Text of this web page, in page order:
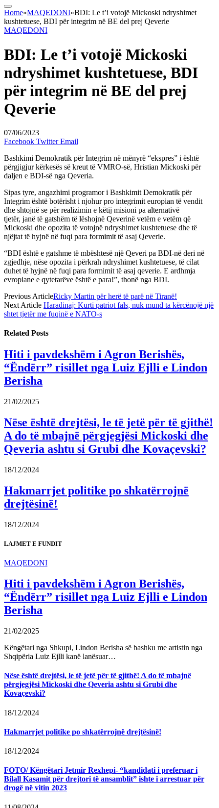
Home»MAQEDONI»BDI: Le t’i votojë Mickoski ndryshimet
kushtetuese, BDI për integrim në BE del prej Qeverie
MAQEDONI
BDI: Le t’i votojë Mickoski
ndryshimet kushtetuese, BDI
për integrim në BE del prej
Qeverie
07/06/2023
Facebook Twitter Email
Bashkimi Demokratik për Integrim në mënyrë “ekspres” i është
përgjigjur kërkesës së kreut të VMRO-së, Hristian Mickoski për
daljen e BDI-së nga Qeveria.
Sipas tyre, angazhimi programor i Bashkimit Demokratik për
Integrim është botërisht i njohur pro integrimit europian të vendit
dhe shtojnë se për realizimin e këtij misioni pa alternativë
tjetër, janë të gatshëm të lëshojnë Qeverinë vetëm e vetëm që
Mickoski dhe opozita të votojnë ndryshimet kushtetuese dhe të
njëjtat të hyjnë në fuqi para formimit të asaj Qeverie.
“BDI është e gatshme të mbështesë një Qeveri pa BDI-në deri në
zgjedhje, nëse opozita i përkrah ndryshimet kushtetuese, të cilat
duhet të hyjnë në fuqi para formimit të asaj qeverie. E ardhmja
evropiane e qytetarëve është e para!”, thonë nga BDI.
Previous ArticleRicky Martin për herë të parë në Tiranë!
Next Article Haradinaj: Kurti patriot fals, nuk mund ta kërcënojë një
shtet tjetër me fuqinë e NATO-s
Related Posts
Hiti i pavdekshëm i Agron Berishës,
“Ëndërr” risillet nga Luiz Ejlli e Lindon
Berisha
21/02/2025
Nëse është drejtësi, le të jetë për të gjithë!
A do të mbajnë përgjegjësi Mickoski dhe
Qeveria ashtu si Grubi dhe Kovaçevski?
18/12/2024
Hakmarrjet politike po shkatërrojnë
drejtësinë!
18/12/2024
LAJMET E FUNDIT
MAQEDONI
Hiti i pavdekshëm i Agron Berishës,
“Ëndërr” risillet nga Luiz Ejlli e Lindon
Berisha
21/02/2025
Këngëtari nga Shkupi, Lindon Berisha së bashku me artistin nga
Shqipëria Luiz Ejlli kanë lanësuar…
Nëse është drejtësi, le të jetë për të gjithë! A do të mbajnë
përgjegjësi Mickoski dhe Qeveria ashtu si Grubi dhe
Kovaçevski?
18/12/2024
Hakmarrjet politike po shkatërrojnë drejtësinë!
18/12/2024
FOTO/ Këngëtari Jetmir Rexhepi- “kandidati i preferuar i
Bilall Kasamit për drejtori të ansamblit” ishte i arrestuar për
drogë në vitin 2023